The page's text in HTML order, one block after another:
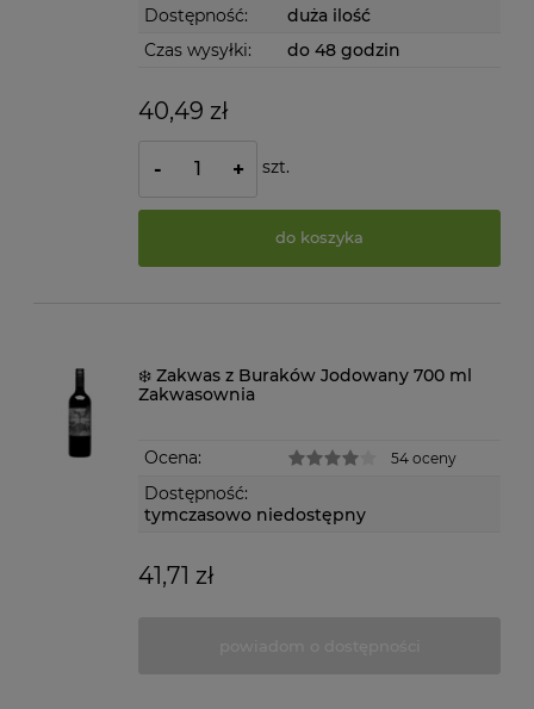
Dostępność:
duża ilość
Czas wysyłki:
do 48 godzin
40,49 zł
- + szt.
do koszyka
❄️ Zakwas z Buraków Jodowany 700 ml
Zakwasownia
Ocena: 54 oceny
Dostępność:
tymczasowo niedostępny
41,71 zł